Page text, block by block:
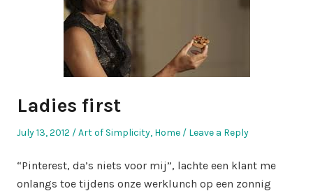
Ladies first
Posted
July 13, 2012
Posted
Art of Simplicity, Home Leave a Reply
“Pinterest, da’s niets voor mij”, lachte een klant me
onlangs toe tijdens onze werklunch op een zonnig